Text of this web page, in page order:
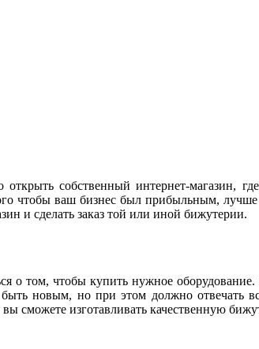
собственный интернет-магазин,
чтобы ваш бизнес был прибыльным, лучше
и сделать заказ той или иной бижутерии.
о том, чтобы купить нужное
новым, но при этом должно отвечать
сможете изготавливать качественную